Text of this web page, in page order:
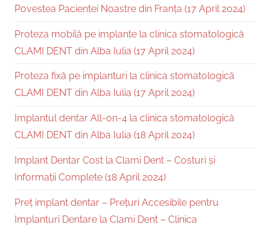
Povestea Pacientei Noastre din Franța (17 April 2024)
Proteza mobilă pe implante la clinica stomatologică
CLAMI DENT din Alba Iulia (17 April 2024)
Proteza fixă pe implanturi la clinica stomatologică
CLAMI DENT din Alba Iulia (17 April 2024)
Implantul dentar All-on-4 la clinica stomatologică
CLAMI DENT din Alba Iulia (18 April 2024)
Implant Dentar Cost la Clami Dent – Costuri și
Informații Complete (18 April 2024)
Preț implant dentar – Prețuri Accesibile pentru
Implanturi Dentare la Clami Dent – Clinica